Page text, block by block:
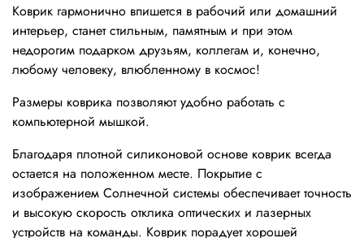
Коврик гармонично впишется в рабочий или домашний
интерьер, станет стильным, памятным и при этом
недорогим подарком друзьям, коллегам и, конечно,
любому человеку, влюбленному в космос!
Размеры коврика позволяют удобно работать с
компьютерной мышкой.
Благодаря плотной силиконовой основе коврик всегда
остается на положенном месте. Покрытие с
изображением Солнечной системы обеспечивает точность
и высокую скорость отклика оптических и лазерных
устройств на команды. Коврик порадует хорошей